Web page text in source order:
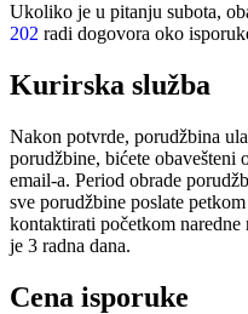
Ukoliko je u pitanju subota,
202 radi dogovora oko
Kurirska služba
Nakon potvrde, porudžbina
porudžbine, bićete obavešteni
email-a. Period obrade
sve porudžbine poslate
kontaktirati početkom
je 3 radna dana.
Cena isporuke